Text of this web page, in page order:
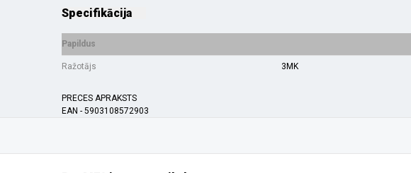
Specifikācija
Papildus
Ražotājs 3MK
PRECES APRAKSTS
EAN - 5903108572903